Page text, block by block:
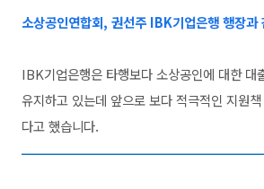
소상공인연합회, 권선주 IBK기업은행 행장과
IBK기업은행은 타행보다 소상공인에 대한 대
유지하고 있는데 앞으로 보다 적극적인 지원
다고 했습니다.